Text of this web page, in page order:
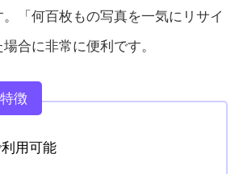
「何百枚もの写真を一気にリサイ
合に非常に便利です。
特徴
用可能